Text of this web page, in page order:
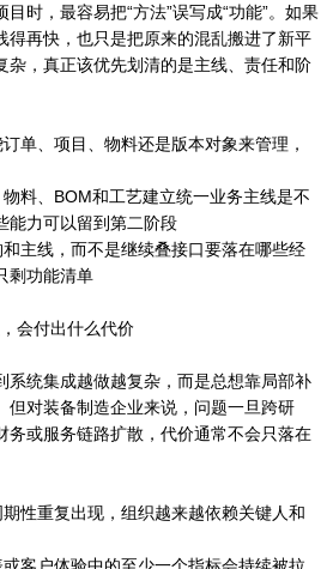
时，最容易把“方法”误写成“功能”。如果
得再快，也只是把原来的混乱搬进了新平
杂，真正该优先划清的是主线、责任和阶
单、项目、物料还是版本对象来管理，
料、BOM和工艺建立统一业务主线是不
能力可以留到第二阶段
主线，而不是继续叠接口要落在哪些经
剩功能清单
会付出什么代价
系统集成越做越复杂，而是总想靠局部补
但对装备制造企业来说，问题一旦跨研
务或服务链路扩散，代价通常不会只落在
性重复出现，组织越来越依赖关键人和
客户体验中的至少一个指标会持续被拉